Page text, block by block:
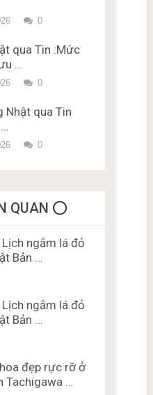
Nhật Bản Miễn
câu Đề 5
0
qua Tin :Mức
…
0
Nhật qua Tin
0
QUAN ⭕️
Lịch ngắm lá đỏ
Bản …
Lịch ngắm lá đỏ
Bản …
đẹp rực rỡ ở
Tachigawa …